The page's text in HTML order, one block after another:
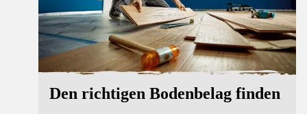
Den richtigen Bodenbelag finden